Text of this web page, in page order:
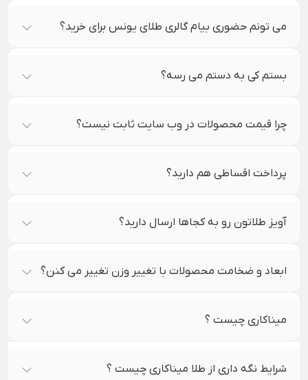
می تونم حضوری بیام گالری طلای یونس برای خرید؟
بستم کی به دستم می رسه؟
چرا قیمت محصولات در وب سایت ثابت نیست؟
پرداخت اقساطی هم دارید؟
آویز طلاتون رو به کجاها ارسال دارید؟
ابعاد و ضخامت محصولات با تغییر وزن تغییر می کنن؟
میناکاری چیست ؟
شرایط نگه داری از طلا میناکاری چیست ؟